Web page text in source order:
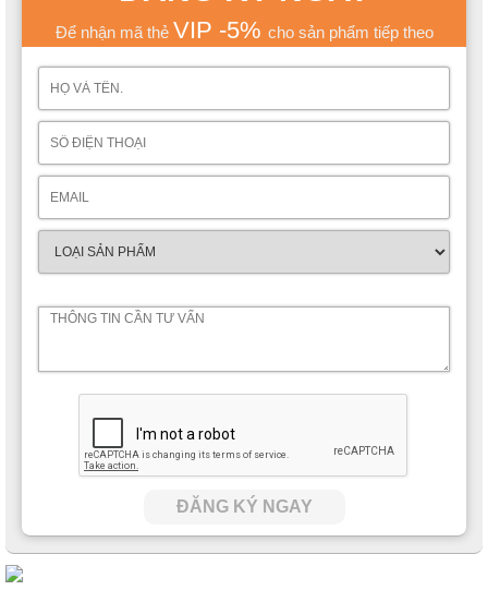
Để nhận mã thẻ VIP -5% cho sản phẩm tiếp theo
ĐĂNG KÝ NGAY